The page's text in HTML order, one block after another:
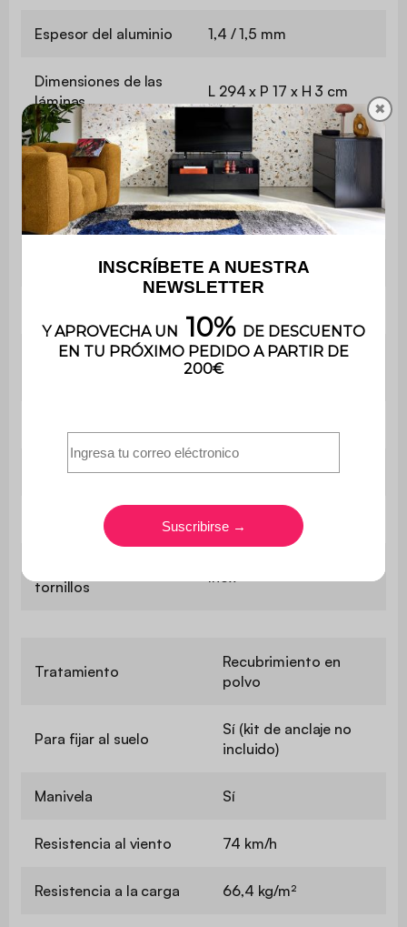
Espesor del aluminio 1,4 / 1,5 mm
Dimensiones de las
láminas
L 294 x P 17 x H 3 cm
Orientación de las
lamas
De 0 a 90 grados
Número de lamas 19
Aluminio
Material de las lamas
Acero galvanizado
Material del poste Aluminio
Material de base Aluminio
tornillos
Tratamiento
Recubrimiento en
polvo
Para fijar al suelo
Sí (kit de anclaje no
incluido)
Manivela Sí
Resistencia al viento 74 km/h
Resistencia a la carga 66,4 kg/m²
✖